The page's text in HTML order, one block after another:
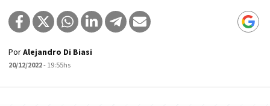
PorAlejandro Di Biasi
20/12/2022- 19:55hs